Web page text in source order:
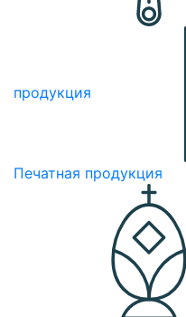
продукция
Печатная продукция